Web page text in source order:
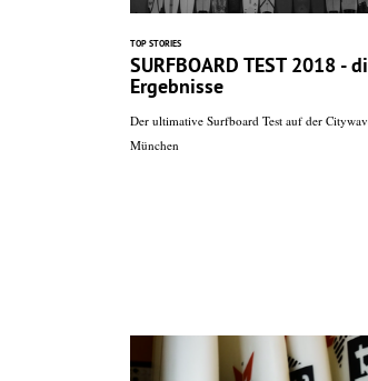
TOP STORIES
SURFBOARD TEST 2018 -
Ergebnisse
Der ultimative Surfboard Test auf der
München